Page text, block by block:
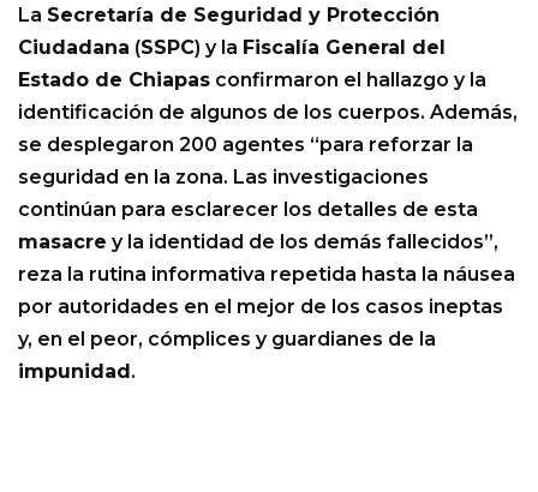
La Secretaría de Seguridad y Protección
Ciudadana (SSPC) y la Fiscalía General del
Estado de Chiapas confirmaron el hallazgo y la
identificación de algunos de los cuerpos. Además,
se desplegaron 200 agentes “para reforzar la
seguridad en la zona. Las investigaciones
continúan para esclarecer los detalles de esta
masacre y la identidad de los demás fallecidos”,
reza la rutina informativa repetida hasta la náusea
por autoridades en el mejor de los casos ineptas
y, en el peor, cómplices y guardianes de la
impunidad.